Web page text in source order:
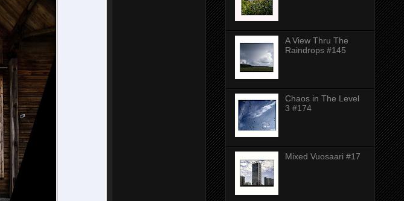
A View Thru The
Raindrops #145
Chaos in The Level
3 #174
Mixed Vuosaari #17